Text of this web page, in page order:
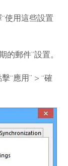
使用這些設置
的郵件”設置。
“應用” > “確